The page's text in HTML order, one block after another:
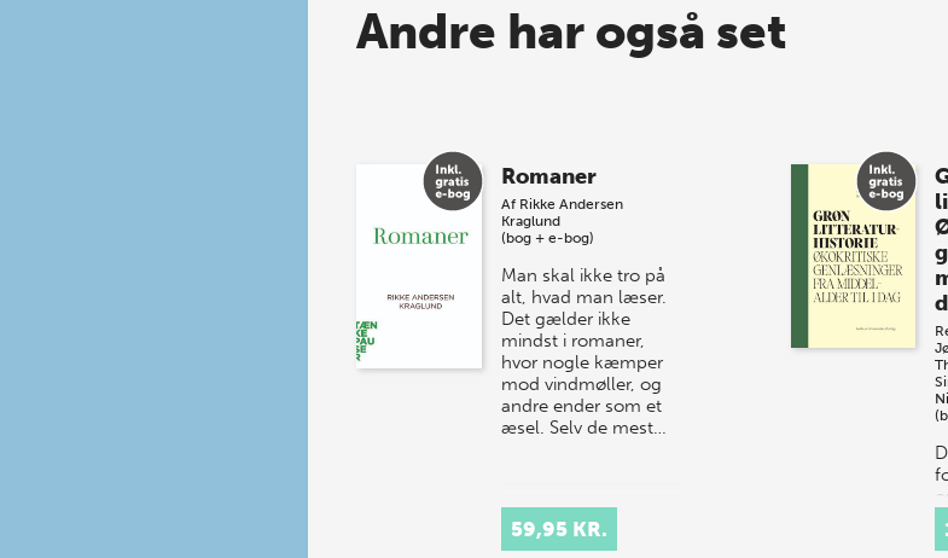
Andre har også set
Romaner
Af Rikke Andersen
Kraglund
(bog + e-bog)
Man skal ikke tro på
alt, hvad man læser.
Det gælder ikke
mindst i romaner,
hvor nogle kæmper
mod vindmøller, og
andre ender som et
æsel. Selv de mest…
59,95 KR.